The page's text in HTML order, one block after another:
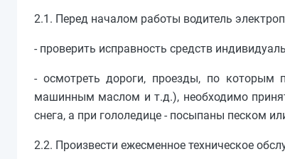
2.1. Перед началом работы водитель
- проверить исправность средств
- осмотреть дороги, проезды, по которым
машинным маслом и т.д.), необходимо
снега, а при гололедице - посыпаны песком
2.2. Произвести ежесменное техническое